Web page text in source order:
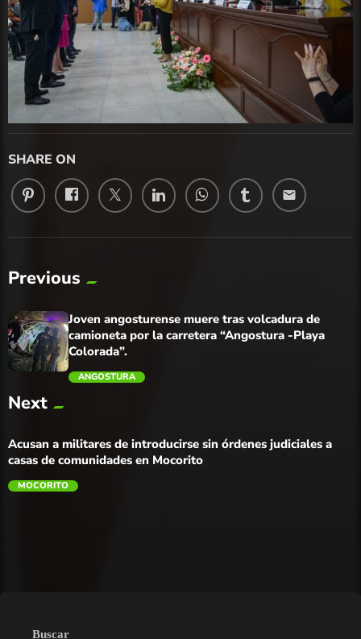
SHARE ON
email
Previous
Joven angosturense muere tras volcadura de
camioneta por la carretera “Angostura -Playa
Colorada”.
ANGOSTURA
Next
Acusan a militares de introducirse sin órdenes judiciales a
casas de comunidades en Mocorito
MOCORITO
Buscar